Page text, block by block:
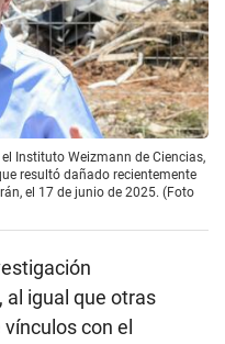
Instituto Weizmann de Ciencias,
resultó dañado recientemente
el 17 de junio de 2025. (Foto
al igual que otras
con el